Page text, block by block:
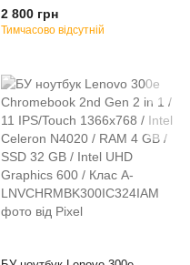
RAM 4 GB / SSD 32 GB / Intel
HD Graphics 500 / Клас B
2 800 грн
Тимчасово відсутній